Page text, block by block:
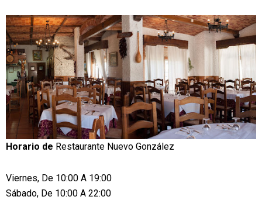
Horario de Restaurante Nuevo González
Viernes, De 10:00 A 19:00
Sábado, De 10:00 A 22:00